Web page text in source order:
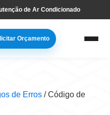
de Ar Condicionado
Orçamento
de Erros /Código de